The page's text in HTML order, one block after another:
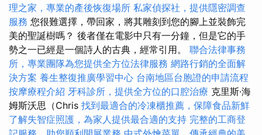
理之家，專業的產後恢復場所 私家偵探社，提供隱密調查
服務 您很難選擇，帶回家，將其雕刻到您的腳上並裝飾完
美的聖誕樹嗎？ 後者僅在電影中只有一分鐘，但是它的手
勢之一已經是一個詩人的古典，經常引用。 聯合法律事務
所，專業團隊為您提供全方位法律服務 網路行銷的全面解
決方案 養生整復推廣學習中心 台南地區台胞證的申請流程
按摩療程介紹 牙科診所，提供全方位的口腔治療 克里斯·海
姆斯沃思（Chris 找到最適合的冷凍櫃推薦，保障食品新鮮
了解失智症照護，為家人提供最合適的支持 完整的工商登